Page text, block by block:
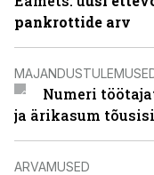
pankrottide arv
Numeri
ja ärikasum
ARVAMUSED